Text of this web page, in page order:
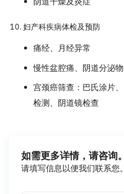
妇产科疾病体检及预防
痛经、月经异常
慢性盆腔痛、阴道分泌
宫颈癌筛查：巴氏涂片
检测、阴道镜检查
如需更多详情，请咨询。
请填写信息以便我们联系您。